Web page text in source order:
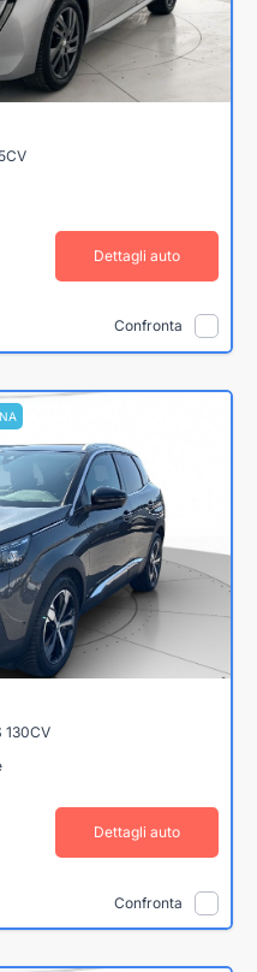
Dettagli auto
Confronta
130CV
Dettagli auto
Confronta